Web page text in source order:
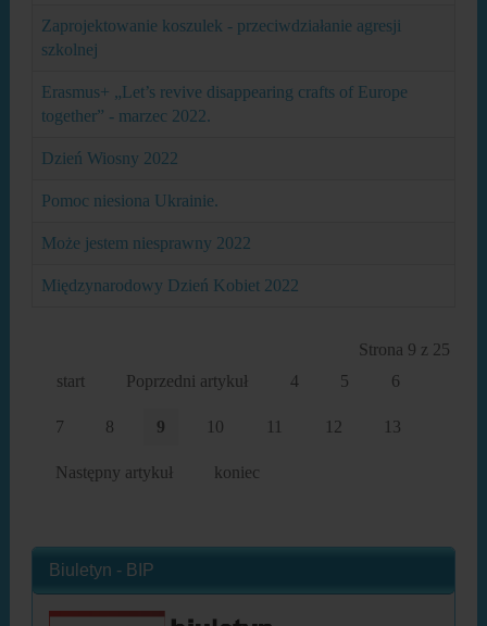
Zaprojektowanie koszulek - przeciwdziałanie agresji
szkolnej
Erasmus+ „Let’s revive disappearing crafts of Europe
together” - marzec 2022.
Dzień Wiosny 2022
Pomoc niesiona Ukrainie.
Może jestem niesprawny 2022
Międzynarodowy Dzień Kobiet 2022
Strona 9 z 25
start
Poprzedni artykuł 4 5 6
7 8 9 10 11 12 13
Następny artykuł koniec
Biuletyn - BIP